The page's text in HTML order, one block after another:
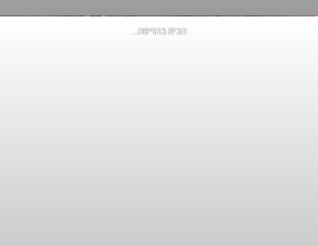
הבית בהריסה…